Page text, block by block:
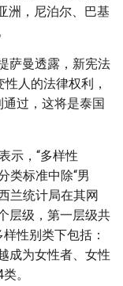
洲，尼泊尔、巴基
萨曼透露，新宪法
人的法律权利，
过，这将是泰国
示，“多样性
类标准中除“男
兰统计局在其网
层级，第一层级共
性别类下包括：
成为女性者、女性
。